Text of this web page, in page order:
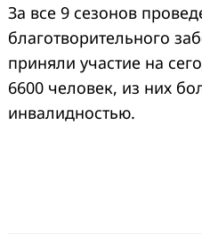
За все 9 сезонов
благотворительного
приняли участие на
6600 человек, из них
инвалидностью.